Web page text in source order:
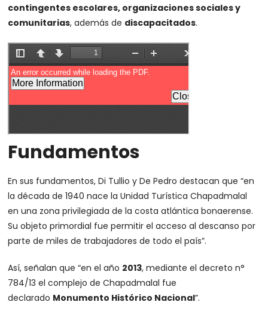
contingentes escolares, organizaciones sociales y
comunitarias, además de discapacitados.
Fundamentos
En sus fundamentos, Di Tullio y De Pedro destacan que “en
la década de 1940 nace la Unidad Turística Chapadmalal
en una zona privilegiada de la costa atlántica bonaerense.
Su objeto primordial fue permitir el acceso al descanso por
parte de miles de trabajadores de todo el país”.
Así, señalan que “en el año 2013, mediante el decreto n°
784/13 el complejo de Chapadmalal fue
declarado Monumento Histórico Nacional”.